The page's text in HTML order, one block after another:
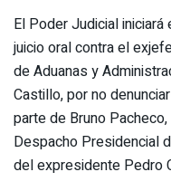
El Poder Judicial
juicio oral contra el
de Aduanas y
Castillo, por no
parte de Bruno
Despacho Presidencial
del expresidente Pedro